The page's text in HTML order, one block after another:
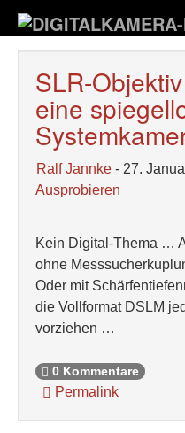
Hauptinhalt
springen
SLR-
eine
Ralf Jannke - 27.
Ausprobieren
Kein Digital-Thema …
ohne
Oder mit
die Vollformat DSLM
vorziehen …
0 Kommentare
Permalink